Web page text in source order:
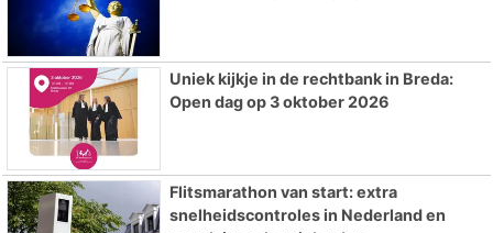
Uniek kijkje in de rechtbank in Breda:
Open dag op 3 oktober 2026
Flitsmarathon van start: extra
snelheidscontroles in Nederland en